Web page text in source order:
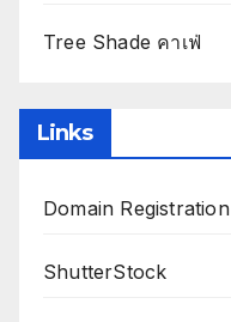
Tree Shade คาเฟ่
Links
Domain Registration
ShutterStock